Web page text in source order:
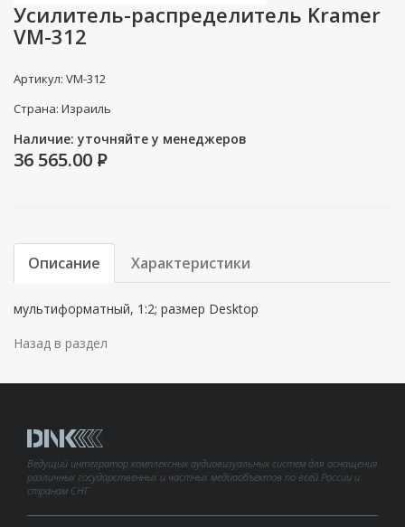
Усилитель-распределитель Kramer
VM-312
Артикул: VM-312
Страна: Израиль
Наличие: уточняйте у менеджеров
36 565.00 P
Описание Характеристики
мультиформатный, 1:2; размер Desktop
Назад в раздел
Ведущий интегратор комплексных аудиовизуальных систем для оснащения
различных государственных и частных медиаобъектов по всей России и
странам СНГ.